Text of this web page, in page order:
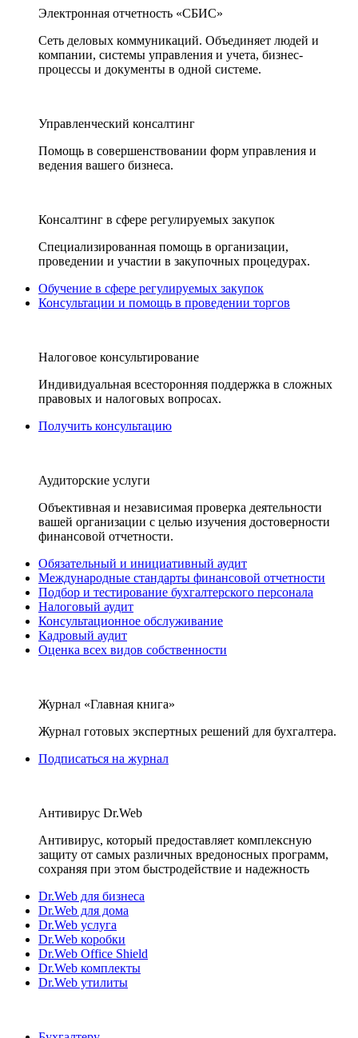
Электронная отчетность «СБИС»
Сеть деловых коммуникаций. Объединяет людей и
компании, системы управления и учета, бизнес-
процессы и документы в одной системе.
Управленческий консалтинг
Помощь в совершенствовании форм управления и
ведения вашего бизнеса.
Консалтинг в сфере регулируемых закупок
Специализированная помощь в организации,
проведении и участии в закупочных процедурах.
Обучение в сфере регулируемых закупок
Консультации и помощь в проведении торгов
Налоговое консультирование
Индивидуальная всесторонняя поддержка в сложных
правовых и налоговых вопросах.
Получить консультацию
Аудиторские услуги
Объективная и независимая проверка деятельности
вашей организации с целью изучения достоверности
финансовой отчетности.
Обязательный и инициативный аудит
Международные стандарты финансовой отчетности
Подбор и тестирование бухгалтерского персонала
Налоговый аудит
Консультационное обслуживание
Кадровый аудит
Оценка всех видов собственности
Журнал «Главная книга»
Журнал готовых экспертных решений для бухгалтера.
Подписаться на журнал
Антивирус Dr.Web
Антивирус, который предоставляет комплексную
защиту от самых различных вредоносных программ,
сохраняя при этом быстродействие и надежность
Dr.Web для бизнеса
Dr.Web для дома
Dr.Web услуга
Dr.Web коробки
Dr.Web Office Shield
Dr.Web комплекты
Dr.Web утилиты